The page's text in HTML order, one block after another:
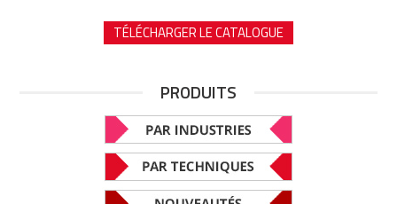
TÉLÉCHARGER LE CATALOGUE
PRODUITS